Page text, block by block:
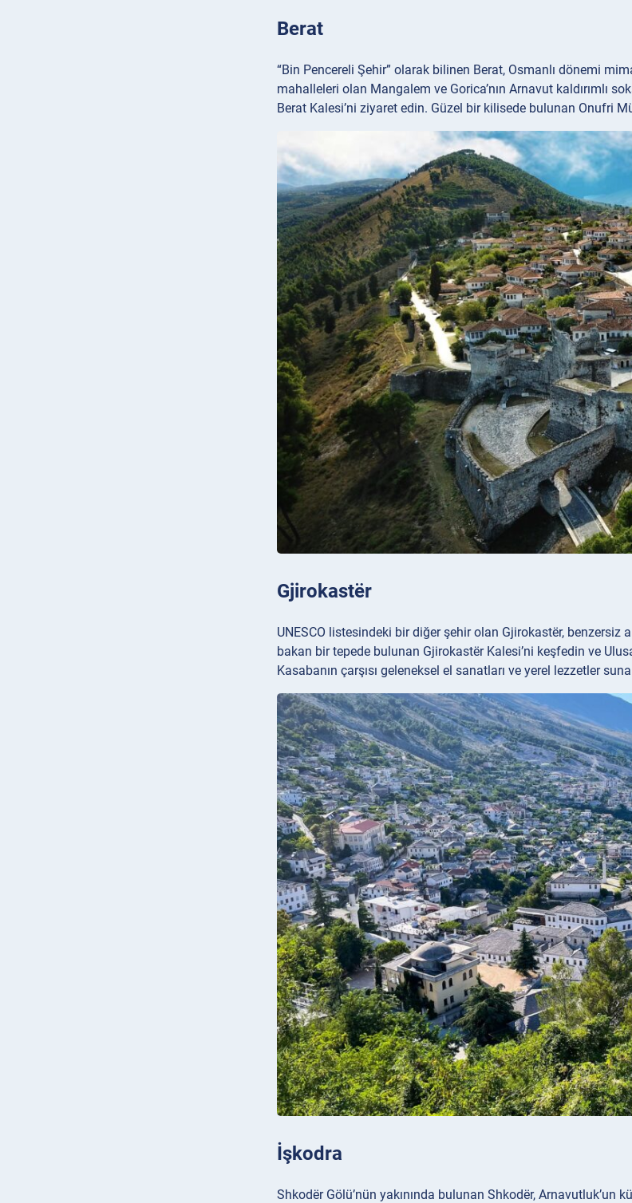
Berat
“Bin Pencereli Şehir” olarak bilinen Berat, Osmanlı dönemi
mahalleleri olan Mangalem ve Gorica’nın Arnavut kaldırımlı
Berat Kalesi’ni ziyaret edin. Güzel bir kilisede bulunan Onufri
Gjirokastër
UNESCO listesindeki bir diğer şehir olan Gjirokastër, benzersiz
bakan bir tepede bulunan Gjirokastër Kalesi’ni keşfedin ve
Kasabanın çarşısı geleneksel el sanatları ve yerel lezzetler
İşkodra
Shkodër Gölü’nün yakınında bulunan Shkodër,